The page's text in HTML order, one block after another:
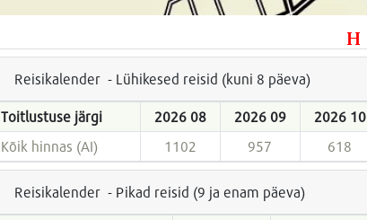
Reisikalender - Lühikesed reisid (kuni 8 päeva)
Toitlustuse järgi 2026 08 2026 09 2026 10
Kõik hinnas (AI)
1102 957 618
Reisikalender - Pikad reisid (9 ja enam päeva)